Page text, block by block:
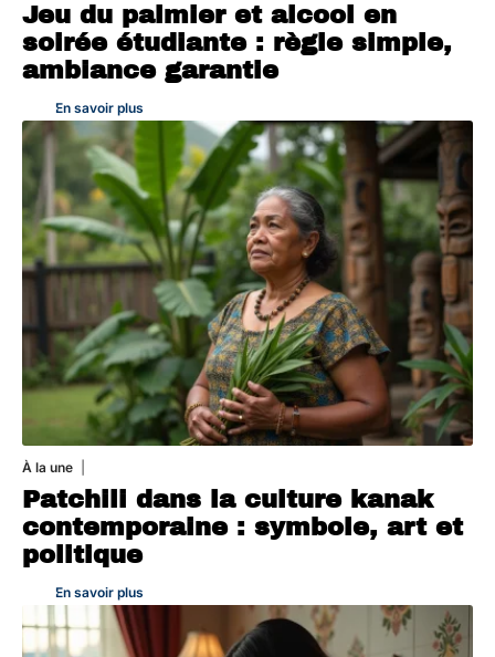
Jeu du palmier et alcool en
soirée étudiante : règle simple,
ambiance garantie
En savoir plus
À la une
Patchili dans la culture kanak
contemporaine : symbole, art et
politique
En savoir plus